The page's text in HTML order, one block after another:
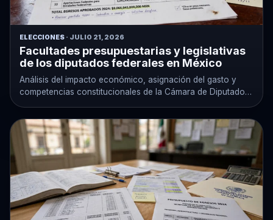
ELECCIONES · JULIO 21, 2026
Facultades presupuestarias y legislativas
de los diputados federales en México
Análisis del impacto económico, asignación del gasto y
competencias constitucionales de la Cámara de Diputados
en México.